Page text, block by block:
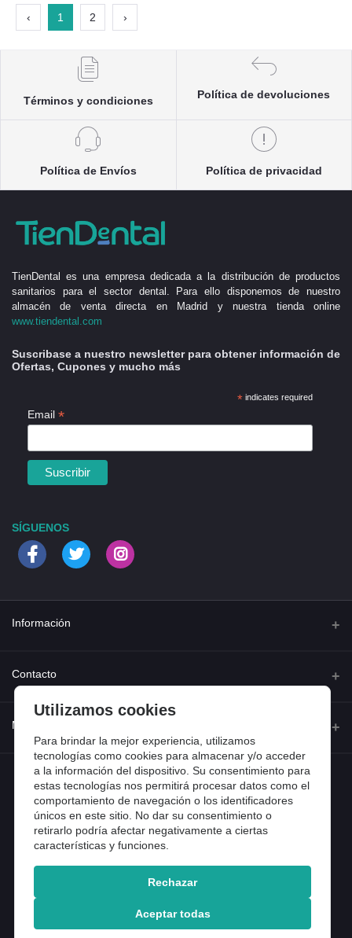
‹ 1 2 ›
Términos y condiciones
Política de devoluciones
Política de Envíos Política de privacidad
TienDental es una empresa dedicada a la distribución de productos
sanitarios para el sector dental. Para ello disponemos de nuestro
almacén de venta directa en Madrid y nuestra tienda online
www.tiendental.com
Suscribase a nuestro newsletter para obtener información de
Ofertas, Cupones y mucho más
*indicates required
Email *
SÍGUENOS
Información
Quienes somos
Preguntas frecuentes
Entradas de blog
Contacto
Calle Ferraz 42, Madrid
Teléfono
918 13 81 81
Email
info@tiendental.com
Mi cuenta
Iniciar sesión
Historial de pedidos
Mi lista de compra
Copyright 2025 © TienDental productos dentales, S.L..
Utilizamos cookies
Para brindar la mejor experiencia, utilizamos
tecnologías como cookies para almacenar y/o acceder
a la información del dispositivo. Su consentimiento para
estas tecnologías nos permitirá procesar datos como el
comportamiento de navegación o los identificadores
únicos en este sitio. No dar su consentimiento o
retirarlo podría afectar negativamente a ciertas
características y funciones.
Rechazar
Aceptar todas